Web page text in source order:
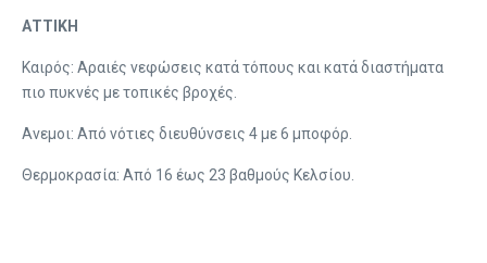
ΑΤΤΙΚΗ
Καιρός: Αραιές νεφώσεις κατά τόπους και κατά διαστήματα
πιο πυκνές με τοπικές βροχές.
Ανεμοι: Από νότιες διευθύνσεις 4 με 6 μποφόρ.
Θερμοκρασία: Από 16 έως 23 βαθμούς Κελσίου.